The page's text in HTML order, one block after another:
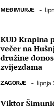
MEĐIMURJE -
KUD Krapina
večer na
družine
zvijezdama
ZAGORJE - lipnja
Viktor